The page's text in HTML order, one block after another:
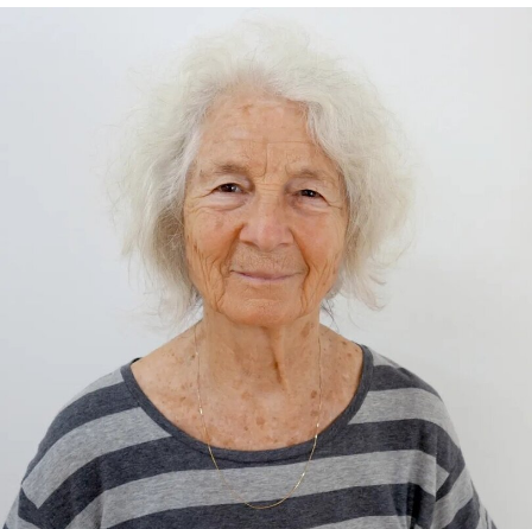
藏库的员工100%投票支持罢工行动。
V&A东馆典藏库于2025年5月开放，向公众展示了
数千件尚未在其他场馆展出的藏品。负责馆内“预约
展品”项目的员工必须全程陪同调取馆藏，只有在另
一位同事到岗接替后，才能去洗手间。与他们服务
的公众一样，这些员工也不允许将食物或饮料带入
主展厅或储藏区。
“这种展示我们文化遗产的创新模式，竟是由那些连
上厕所或喝口水都得不到充分保障的员工来实现
的，”Prospect工会秘书长迈克·克兰西（Mike
Clancy）告诉《卫报》。“如果参观者得知，工会一
直反对的那些存在于亚马逊等企业的劳动实践，竟
然也存在于一家国际知名的文化机构时，他们一定